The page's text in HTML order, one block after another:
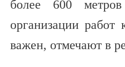
более 600
организации
важен, отмечают в